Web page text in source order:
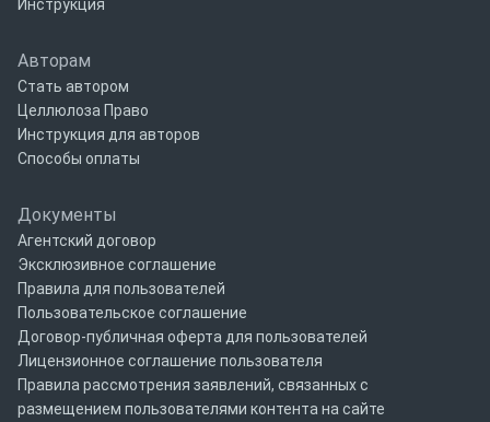
Инструкция
Авторам
Стать автором
Целлюлоза Право
Инструкция для авторов
Способы оплаты
Документы
Агентский договор
Эксклюзивное соглашение
Правила для пользователей
Пользовательское соглашение
Договор-публичная оферта для пользователей
Лицензионное соглашение пользователя
Правила рассмотрения заявлений, связанных с
размещением пользователями контента на сайте